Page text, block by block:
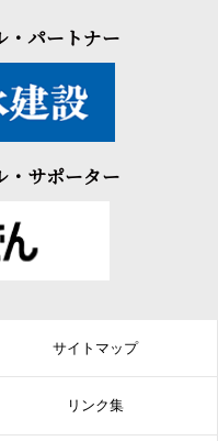
・パートナー
・サポーター
サイトマップ
リンク集